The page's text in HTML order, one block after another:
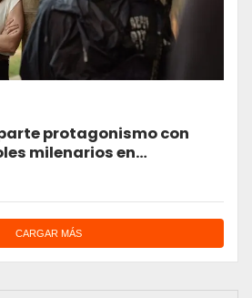
protagonismo con
milenarios en
CARGAR MÁS